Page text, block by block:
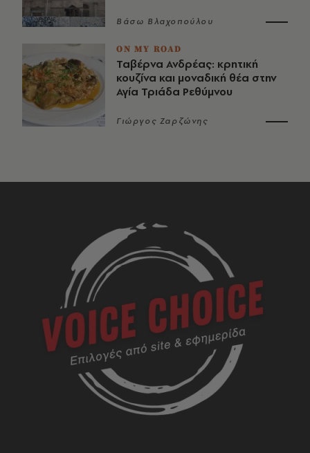
Βάσω Βλαχοπούλου
ON MY ROAD
Ταβέρνα Ανδρέας: κρητική
κουζίνα και μοναδική θέα στην
Αγία Τριάδα Ρεθύμνου
Γιώργος Ζαρζώνης